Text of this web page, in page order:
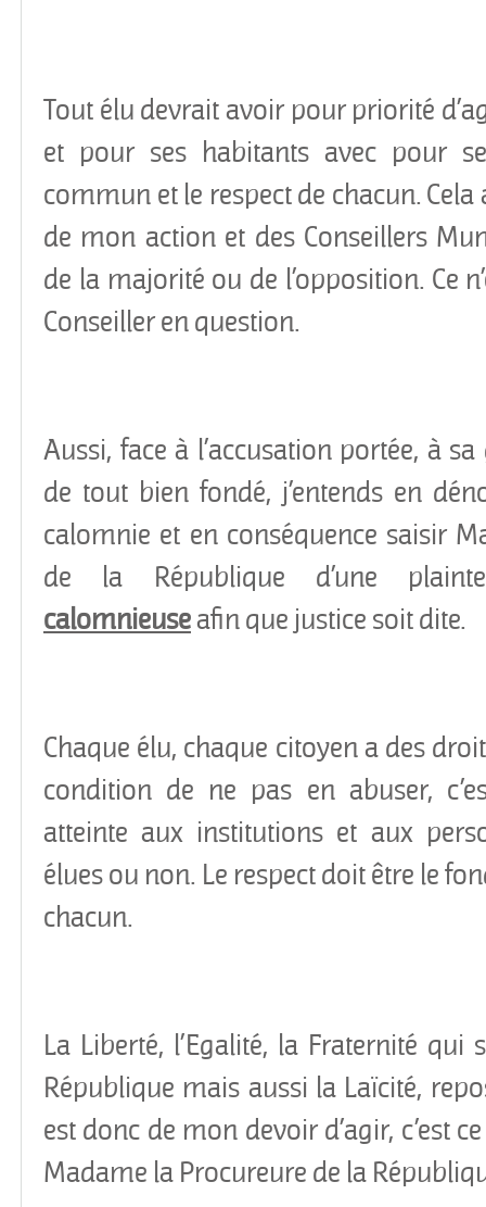
Tout élu devrait avoir pour priorité
et pour ses habitants avec pour
commun et le respect de chacun.
de mon action et des Conseillers
de la majorité ou de l’opposition. Ce
Conseiller en question.
Aussi, face à l’accusation portée, à
de tout bien fondé, j’entends en
calomnie et en conséquence saisir
de la République d’une
calomnieuseafin que justice soit dite.
Chaque élu, chaque citoyen a des
condition de ne pas en abuser,
atteinte aux institutions et aux
élues ou non. Le respect doit être le
chacun.
La Liberté, l’Egalité, la Fraternité qui
République mais aussi la Laïcité,
est donc de mon devoir d’agir, c’est
Madame la Procureure de la